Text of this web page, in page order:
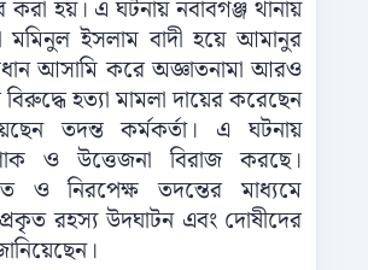
করা হয়। এ ঘটনায় নবাবগঞ্জ থানায়
মমিনুল ইসলাম বাদী হয়ে আমানুর
আসামি করে অজ্ঞাতনামা আরও
হত্যা মামলা দায়ের করেছেন
তদন্ত কর্মকর্তা। এ ঘটনায়
ও উত্তেজনা বিরাজ করছে।
ও নিরপেক্ষ তদন্তের মাধ্যমে
প্রকৃত রহস্য উদঘাটন এবং দোষীদের